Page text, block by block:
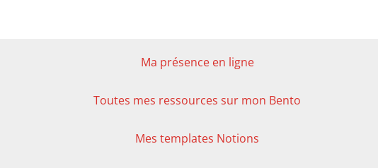
Ma présence en ligne
Toutes mes ressources sur mon Bento
Mes templates Notions